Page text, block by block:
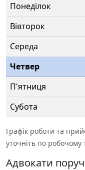
Понеділок
Вівторок
Середа
Четвер
П'ятниця
Субота
Графік роботи та
уточніть по
Адвокати поруч